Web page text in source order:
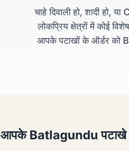
चाहे दिवाली हो, शादी
लोकप्रिय क्षेत्रों में कोई
आपके पटाखों के ऑर्डर को
आपके Batlagundu पटाखे